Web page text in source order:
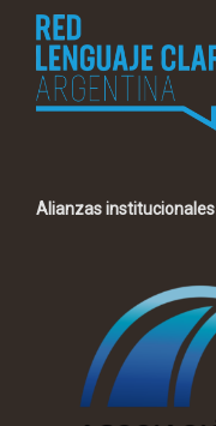
Alianzas institucionales